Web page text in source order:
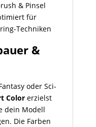
& Pinsel
für
Techniken
&
oder Sci-
Colorerzielst
dein Modell
Die Farben